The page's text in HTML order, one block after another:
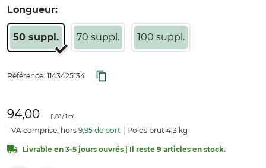
Longueur:
50 suppl. 70 suppl. 100 suppl.
Référence: 1143425134
94,00 (1,88 / 1 m)
TVA comprise, hors 9,95 de port Poids brut 4,3 kg
Livrable en 3-5 jours ouvrés | Il reste 9 articles en stock.